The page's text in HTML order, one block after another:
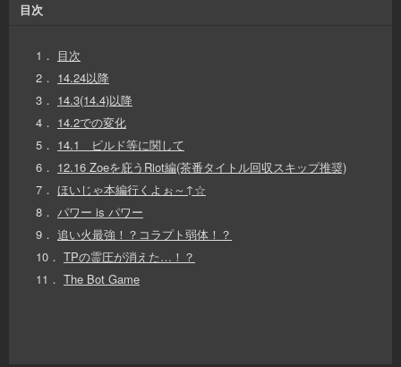
目次
1． 目次
2． 14.24以降
3． 14.3(14.4)以降
4． 14.2での変化
5． 14.1 ビルド等に関して
6． 12.16 Zoeを庇うRiot編(茶番タイトル回収スキップ推奨)
7． ほいじゃ本編行くよぉ～↑☆
8． パワー is パワー
9． 追い火最強！？コラプト弱体！？
10． TPの霊圧が消えた…！？
11． The Bot Game